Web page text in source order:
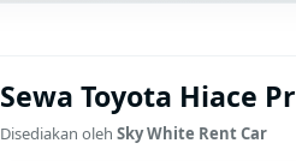
Sewa Toyota Hiace
Disediakan oleh Sky White Rent Car